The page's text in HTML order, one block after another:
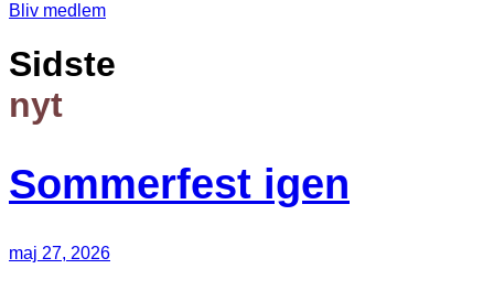
Bliv medlem
Sidste
nyt
Sommerfest igen
maj 27, 2026